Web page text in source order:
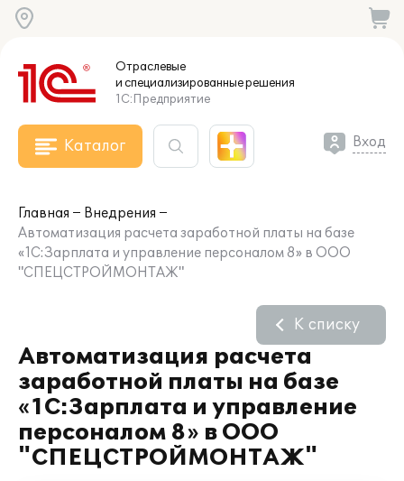
Отраслевые
и специализированныерешения
1С:Предприятие
Каталог Вход
Главная
Внедрения
Автоматизация расчета заработной платы на базе
«1С:Зарплата и управление персоналом 8» в ООО
"СПЕЦСТРОЙМОНТАЖ"
Автоматизация расчета
заработной платы на базе
«1С:Зарплата и управление
персоналом 8» в ООО
"СПЕЦСТРОЙМОНТАЖ"
К списку